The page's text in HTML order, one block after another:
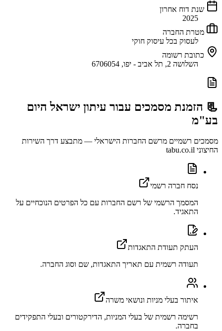
שנת דוח אחרון
2025
מטרת החברה
לעסוק בכל עיסוק חוקי
כתובת רשומה
השלושה 2, תל אביב - יפו, 6706054
📃 הזמנת מסמכים עבור עיתון ישראל היום
בע"מ
מסמכים רשמיים מרשם החברות הישראלי — מתבצע דרך השירות
החיצוני tabu.co.il
נסח חברה רשמי
המסמך הרשמי של רשם החברות עם כל הפרטים הנוכחיים על
התאגיד.
העתק תעודת התאגדות
תעודה רשמית עם תאריך התאגדות, שם וסוג החברה.
איתור בעלי מניות ונושאי משרה
רשימה רשמית של בעלי המניות, הדירקטורים ובעלי התפקידים
בחברה.